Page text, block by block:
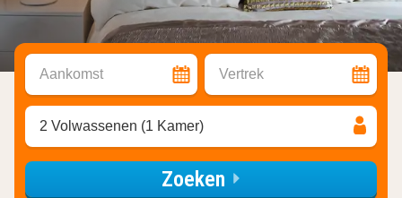
Aankomst Vertrek
2 Volwassenen (1 Kamer)
Zoeken